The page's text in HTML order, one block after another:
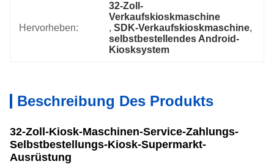
Hervorheben:
32-Zoll-
Verkaufskioskmaschine
, SDK-Verkaufskioskmaschine
selbstbestellendes Android-
Kiosksystem
Beschreibung Des Produkts
32-Zoll-Kiosk-Maschinen-Service-Zahlungs-
Selbstbestellungs-Kiosk-Supermarkt-
Ausrüstung